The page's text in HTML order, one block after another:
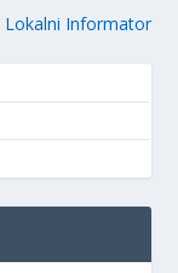
Lokalni Informator